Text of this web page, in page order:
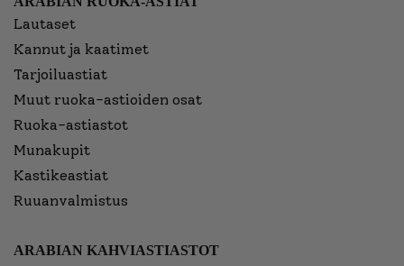
Lautaset
Kannut ja kaatimet
Tarjoiluastiat
Muut ruoka-astioiden osat
Ruoka-astiastot
Munakupit
Kastikeastiat
Ruuanvalmistus
ARABIAN KAHVIASTIASTOT